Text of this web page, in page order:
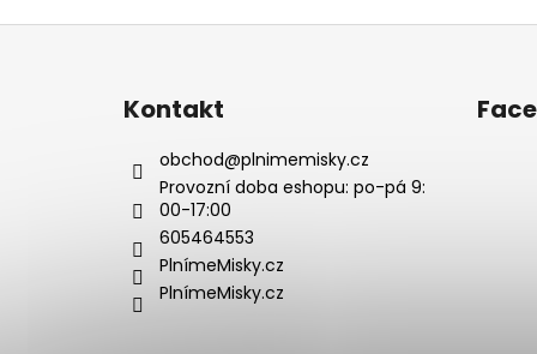
Z
Kontakt
obchod@plnimemisky.cz
Provozní doba eshopu: po-pá 9:
00-17:00
605464553
PlnímeMisky.cz
PlnímeMisky.cz